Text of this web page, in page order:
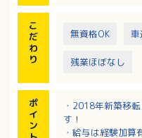
こ
だ
わ
り
無資格OK 車
残業ほぼなし
ポ
イ
ン
・2018年新築移
す！
・給与は経験加